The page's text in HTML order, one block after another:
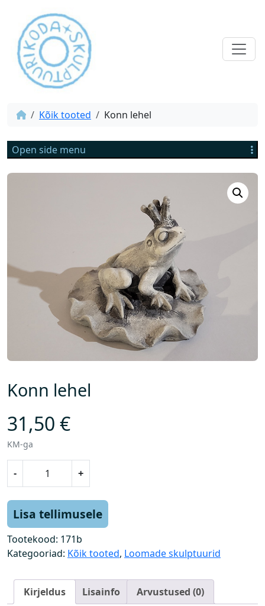
Kõik tooted Konn lehel
Open side menu
Konn lehel
31,50 €
KM-ga
-
l
e
h
+
Lisa tellimusele
Tootekood: 171b
Kategooriad: Kõik tooted, Loomade skulptuurid
Kirjeldus Lisainfo Arvustused (0)